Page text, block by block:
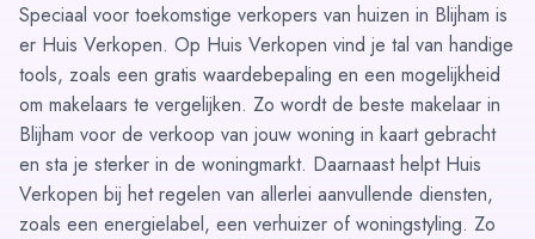
Speciaal voor toekomstige verkopers van huizen in Blijham is
er Huis Verkopen. Op Huis Verkopen vind je tal van handige
tools, zoals een gratis waardebepaling en een mogelijkheid
om makelaars te vergelijken. Zo wordt de beste makelaar in
Blijham voor de verkoop van jouw woning in kaart gebracht
en sta je sterker in de woningmarkt. Daarnaast helpt Huis
Verkopen bij het regelen van allerlei aanvullende diensten,
zoals een energielabel, een verhuizer of woningstyling. Zo